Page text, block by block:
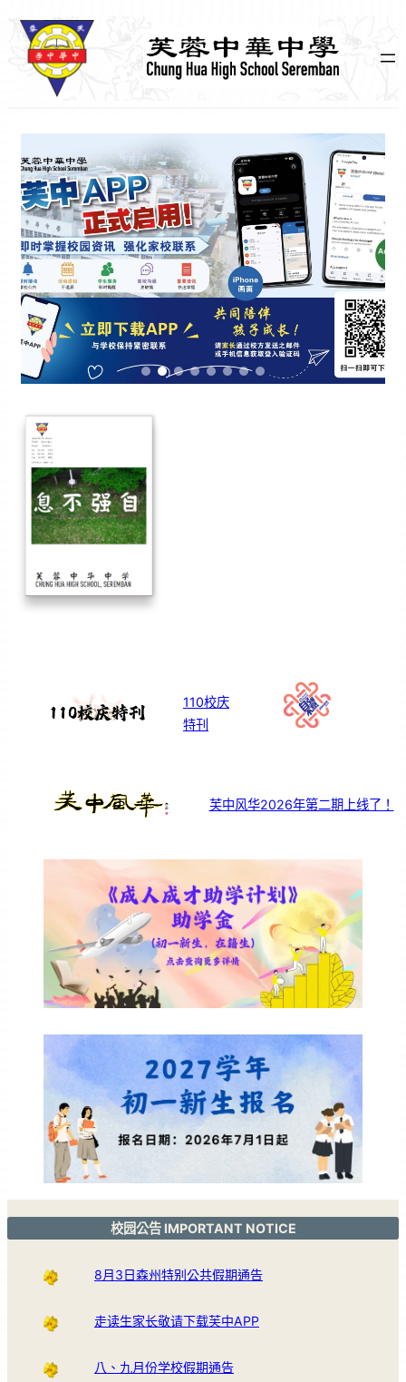
110校庆
特刊
芙中风华2026年第二期上线了！
校园公告 IMPORTANT NOTICE
8月3日森州特别公共假期通告
走读生家长敬请下载芙中APP
八、九月份学校假期通告